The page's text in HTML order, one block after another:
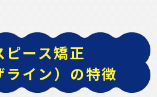
ピース矯正
ライン）の特徴